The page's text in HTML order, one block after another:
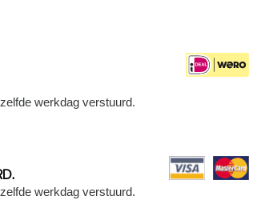
werkdag verstuurd.
werkdag verstuurd.